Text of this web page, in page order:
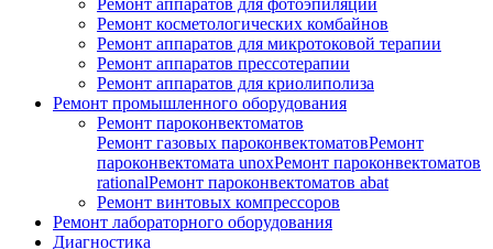
Ремонт аппаратов для фотоэпиляции
Ремонт косметологических комбайнов
Ремонт аппаратов для микротоковой терапии
Ремонт аппаратов прессотерапии
Ремонт аппаратов для криолиполиза
Ремонт промышленного оборудования
Ремонт пароконвектоматов
Ремонт газовых пароконвектоматовРемонт
пароконвектомата unoxРемонт пароконвектоматов
rationalРемонт пароконвектоматов abat
Ремонт винтовых компрессоров
Ремонт лабораторного оборудования
Диагностика